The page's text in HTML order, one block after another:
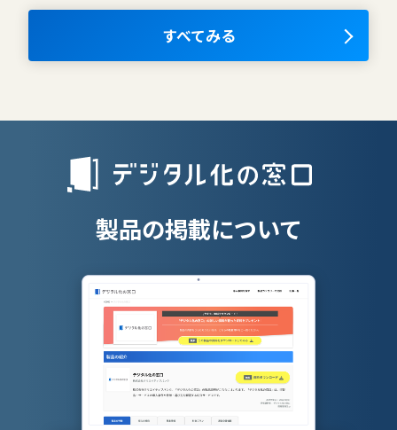
ナレッジマネジメントツール
OKRツール
授業支援シス
すべてみる
製品の掲載について